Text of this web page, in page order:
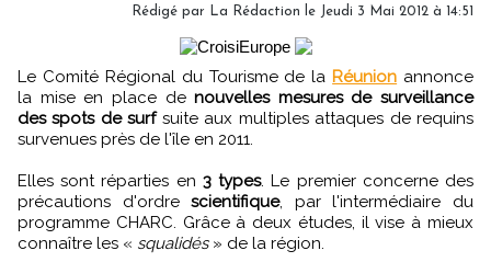
Rédigé par La Rédaction le Jeudi 3 Mai 2012 à 14:51
Le Comité Régional du Tourisme de la Réunion annonce
la mise en place denouvelles mesures de surveillance
des spots de surf suite aux multiples attaques de requins
survenues près de l'île en 2011.
Elles sont réparties en 3 types. Le premier concerne des
précautions d'ordrescientifique, par l'intermédiaire du
programme CHARC. Grâce à deux études, il vise à mieux
connaître les « squalidés» de la région.